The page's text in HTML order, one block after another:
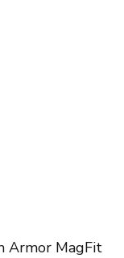
Armor MagFit